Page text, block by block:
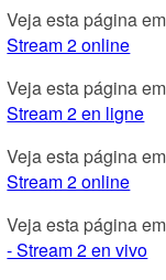
Veja esta página
Stream 2 online
Veja esta página
Stream 2 en ligne
Veja esta página
Stream 2 online
Veja esta página
- Stream 2 en vivo